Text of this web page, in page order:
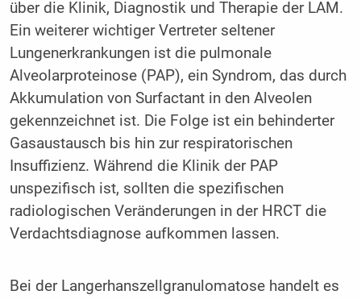
über die Klinik, Diagnostik und Therapie der LAM.
Ein weiterer wichtiger Vertreter seltener
Lungenerkrankungen ist die pulmonale
Alveolarproteinose (PAP), ein Syndrom, das durch
Akkumulation von Surfactant in den Alveolen
gekennzeichnet ist. Die Folge ist ein behinderter
Gasaustausch bis hin zur respiratorischen
Insuffizienz. Während die Klinik der PAP
unspezifisch ist, sollten die spezifischen
radiologischen Veränderungen in der HRCT die
Verdachtsdiagnose aufkommen lassen.
Bei der Langerhanszellgranulomatose handelt es